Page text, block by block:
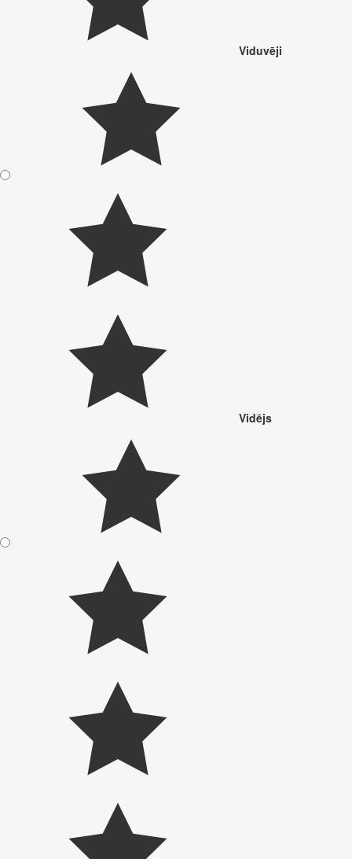
Viduvēji
Vidējs